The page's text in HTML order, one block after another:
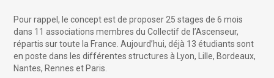
Pour rappel, le concept est de proposer 25 stages de 6 mois
dans 11 associations membres du Collectif de l’Ascenseur,
répartis sur toute la France. Aujourd’hui, déjà 13 étudiants sont
en poste dans les différentes structures à Lyon, Lille, Bordeaux,
Nantes, Rennes et Paris.